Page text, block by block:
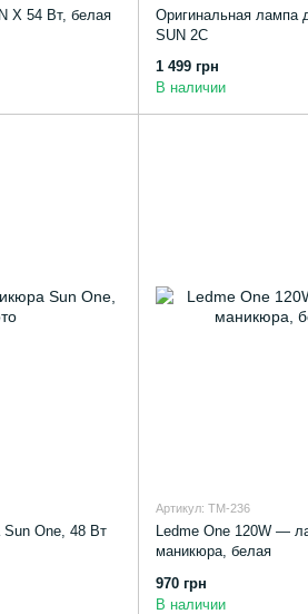
X 54 Вт, белая
Оригинальная лампа
SUN 2C
1 499 грн
В наличии
One, 48 Вт
Артикул: TM-236
Ledme One 120W —
маникюра, белая
970 грн
В наличии